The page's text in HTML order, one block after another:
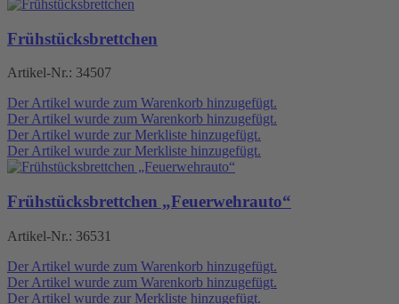
Frühstücksbrettchen
Artikel-Nr.: 34507
Der Artikel wurde zum Warenkorb hinzugefügt.
Der Artikel wurde zum Warenkorb hinzugefügt.
Der Artikel wurde zur Merkliste hinzugefügt.
Der Artikel wurde zur Merkliste hinzugefügt.
Frühstücksbrettchen „Feuerwehrauto“
Artikel-Nr.: 36531
Der Artikel wurde zum Warenkorb hinzugefügt.
Der Artikel wurde zum Warenkorb hinzugefügt.
Der Artikel wurde zur Merkliste hinzugefügt.